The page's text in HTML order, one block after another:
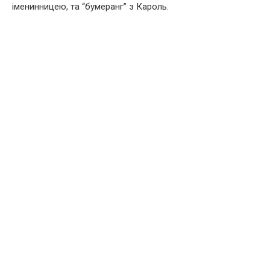
іменинницею, та “бумеранг” з Кароль.